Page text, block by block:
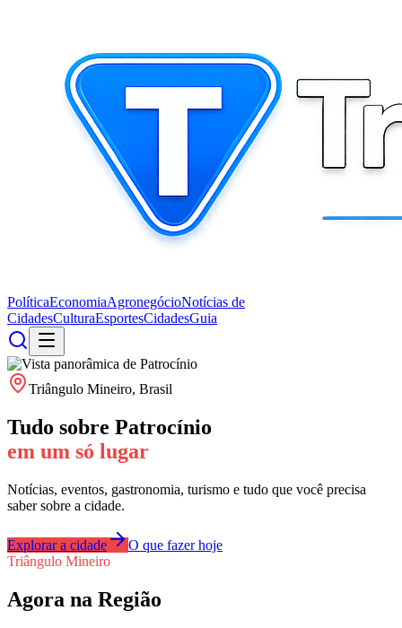
PolíticaEconomiaAgronegócioNotícias de
CidadesCulturaEsportesCidadesGuia
Triângulo Mineiro, Brasil
Tudo sobre Patrocínio
em um só lugar
Notícias, eventos, gastronomia, turismo e tudo que você precisa
saber sobre a cidade.
Explorar a cidade
O que fazer hoje
Triângulo Mineiro
Agora na Região